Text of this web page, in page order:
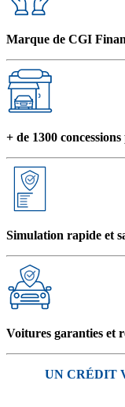
Marque de CGI
+ de 1300
Simulation rapide et
Voitures garanties et
UN CRÉDIT